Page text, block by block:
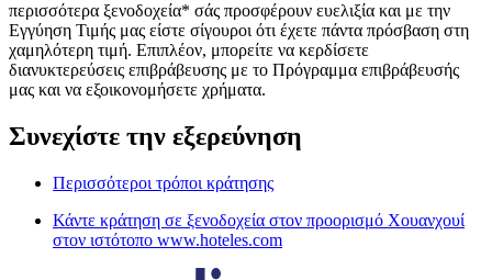
περισσότερα ξενοδοχεία* σάς προσφέρουν ευελιξία και με την
Εγγύηση Τιμής μας είστε σίγουροι ότι έχετε πάντα πρόσβαση στη
χαμηλότερη τιμή. Επιπλέον, μπορείτε να κερδίσετε
διανυκτερεύσεις επιβράβευσης με το Πρόγραμμα επιβράβευσής
μας και να εξοικονομήσετε χρήματα.
Συνεχίστε την εξερεύνηση
Περισσότεροι τρόποι κράτησης
Κάντε κράτηση σε ξενοδοχεία στον προορισμό Χουανχουί
στον ιστότοπο www.hoteles.com